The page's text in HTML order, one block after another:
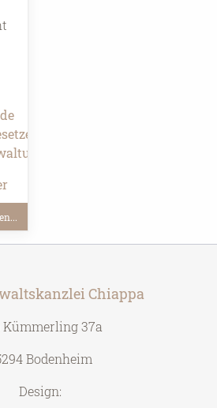
Chiappa
Kümmerling 37a
Bodenheim
Design: